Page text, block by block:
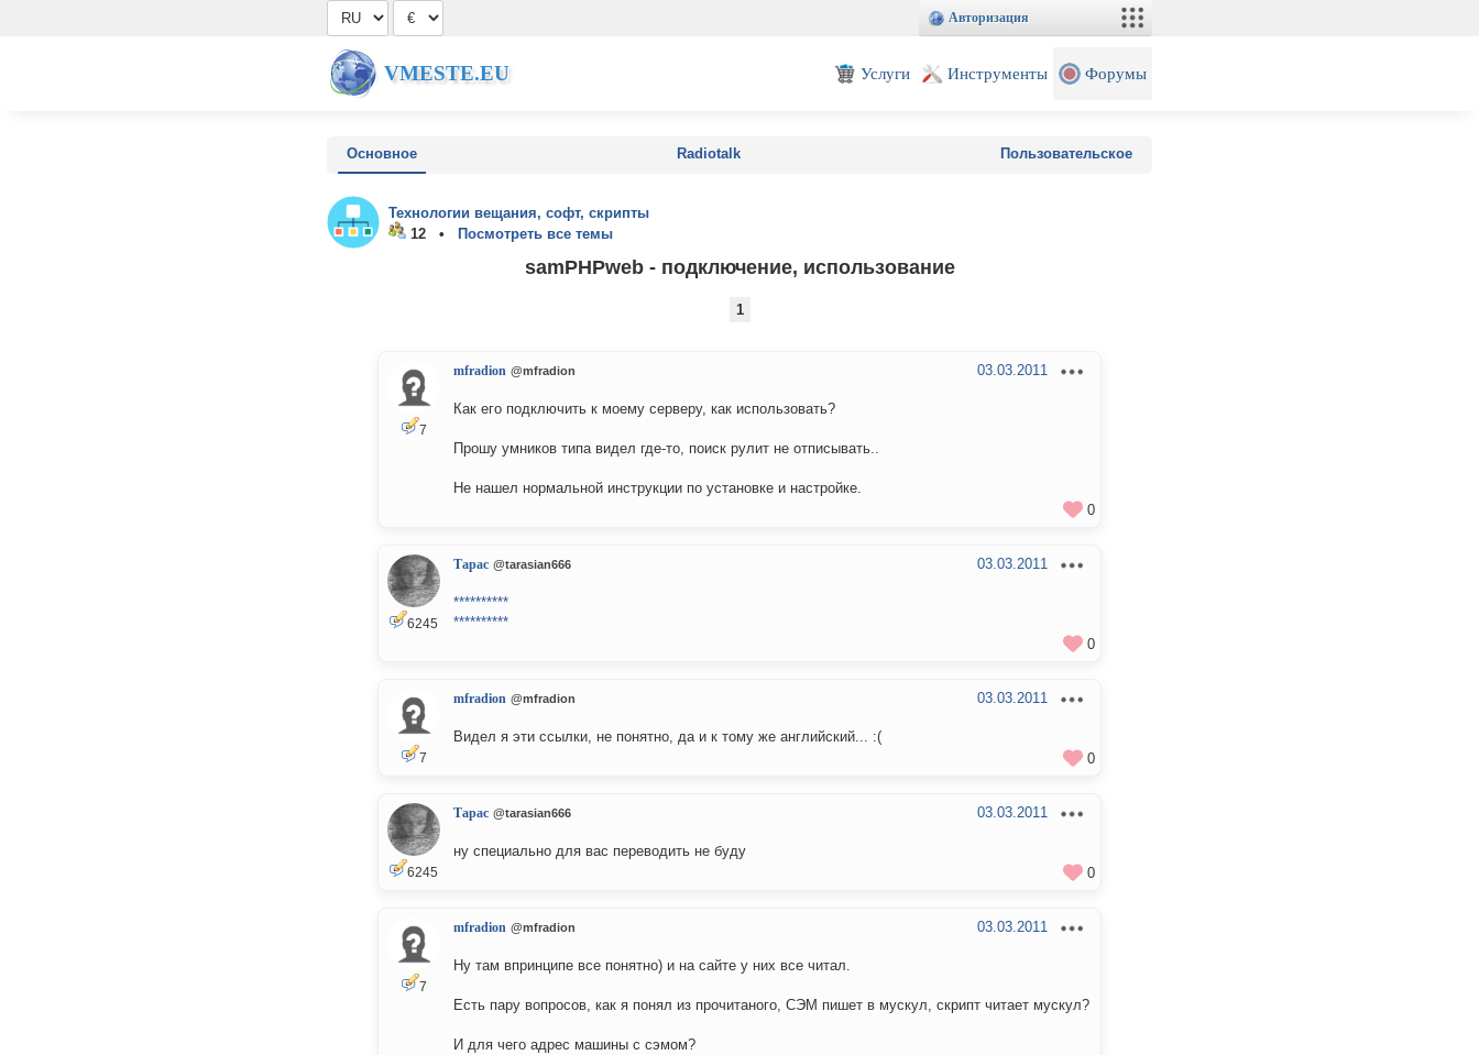
Авторизация
VMESTE.EU Услуги Инструменты Форумы
Основное Radiotalk Пользовательское
Технологии вещания, софт, скрипты
12 •
Посмотреть все темы
samPHPweb - подключение, использование
1
7
mfradion @mfradion 03.03.2011
Как его подключить к моему серверу, как использовать?
Прошу умников типа видел где-то, поиск рулит не отписывать..
Не нашел нормальной инструкции по установке и настройке.
0
6245
Тарас @tarasian666 03.03.2011
**********
**********
0
7
mfradion @mfradion 03.03.2011
Видел я эти ссылки, не понятно, да и к тому же английский... :(
0
6245
Тарас @tarasian666 03.03.2011
ну специально для вас переводить не буду
0
7
mfradion @mfradion 03.03.2011
Ну там впринципе все понятно) и на сайте у них все читал.
Есть пару вопросов, как я понял из прочитаного, СЭМ пишет в мускул, скрипт читает мускул?
И для чего адрес машины с сэмом?